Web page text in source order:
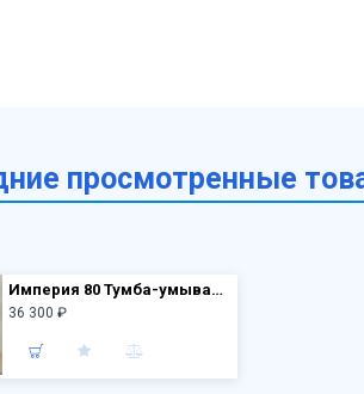
просмотренные
Империя 80 Тумба-умывальник белая с серой столешницей 800х890х520 с раковиной Comforty 78189
36 300 ₽